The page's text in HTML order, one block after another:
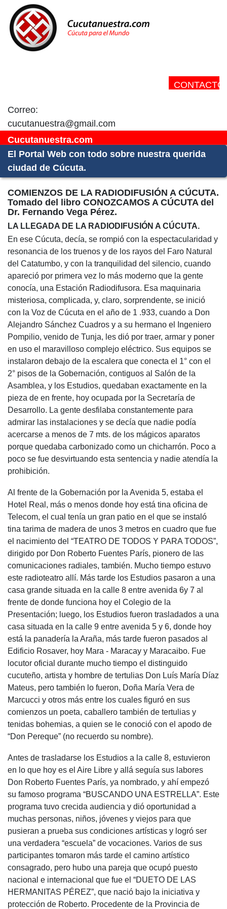
CONTACTO:
Correo:
cucutanuestra@gmail.com
Cucutanuestra.com
El Portal Web con todo sobre nuestra querida
ciudad de Cúcuta.
COMIENZOS DE LA RADIODIFUSIÓN A CÚCUTA.
Tomado del libro CONOZCAMOS A CÚCUTA del
Dr. Fernando Vega Pérez.
LA LLEGADA DE LA RADIODIFUSIÓN A CÚCUTA.
En ese Cúcuta, decía, se rompió con la espectacularidad y
resonancia de los truenos y de los rayos del Faro Natural
del Catatumbo, y con la tranquilidad del silencio, cuando
apareció por primera vez lo más moderno que la gente
conocía, una Estación Radiodifusora. Esa maquinaria
misteriosa, complicada, y, claro, sorprendente, se inició
con la Voz de Cúcuta en el año de 1 .933, cuando a Don
Alejandro Sánchez Cuadros y a su hermano el Ingeniero
Pompilio, venido de Tunja, les dió por traer, armar y poner
en uso el maravilloso complejo eléctrico. Sus equipos se
instalaron debajo de la escalera que conecta el 1° con el
2° pisos de la Gobernación, contiguos al Salón de la
Asamblea, y los Estudios, quedaban exactamente en la
pieza de en frente, hoy ocupada por la Secretaría de
Desarrollo. La gente desfilaba constantemente para
admirar las instalaciones y se decía que nadie podía
acercarse a menos de 7 mts. de los mágicos aparatos
porque quedaba carbonizado como un chicharrón. Poco a
poco se fue desvirtuando esta sentencia y nadie atendía la
prohibición.
Al frente de la Gobernación por la Avenida 5, estaba el
Hotel Real, más o menos donde hoy está tina oficina de
Telecom, el cual tenía un gran patio en el que se instaló
tina tarima de madera de unos 3 metros en cuadro que fue
el nacimiento del “TEATRO DE TODOS Y PARA TODOS”,
dirigido por Don Roberto Fuentes París, pionero de las
comunicaciones radiales, también. Mucho tiempo estuvo
este radioteatro allí. Más tarde los Estudios pasaron a una
casa grande situada en la calle 8 entre avenida 6y 7 al
frente de donde funciona hoy el Colegio de la
Presentación; luego, los Estudios fueron trasladados a una
casa situada en la calle 9 entre avenida 5 y 6, donde hoy
está la panadería la Araña, más tarde fueron pasados al
Edificio Rosaver, hoy Mara - Maracay y Maracaibo. Fue
locutor oficial durante mucho tiempo el distinguido
cucuteño, artista y hombre de tertulias Don Luís María Díaz
Mateus, pero también lo fueron, Doña María Vera de
Marcucci y otros más entre los cuales figuró en sus
comienzos un poeta, caballero también de tertulias y
tenidas bohemias, a quien se le conoció con el apodo de
“Don Pereque” (no recuerdo su nombre).
Antes de trasladarse los Estudios a la calle 8, estuvieron
en lo que hoy es el Aire Libre y allá seguía sus labores
Don Roberto Fuentes París, ya nombrado, y ahí empezó
su famoso programa “BUSCANDO UNA ESTRELLA”. Este
programa tuvo crecida audiencia y dió oportunidad a
muchas personas, niños, jóvenes y viejos para que
pusieran a prueba sus condiciones artísticas y logró ser
una verdadera “escuela” de vocaciones. Varios de sus
participantes tomaron más tarde el camino artístico
consagrado, pero hubo una pareja que ocupó puesto
nacional e internacional que fue el “DUETO DE LAS
HERMANITAS PÉREZ”, que nació bajo la iniciativa y
protección de Roberto. Procedente de la Provincia de